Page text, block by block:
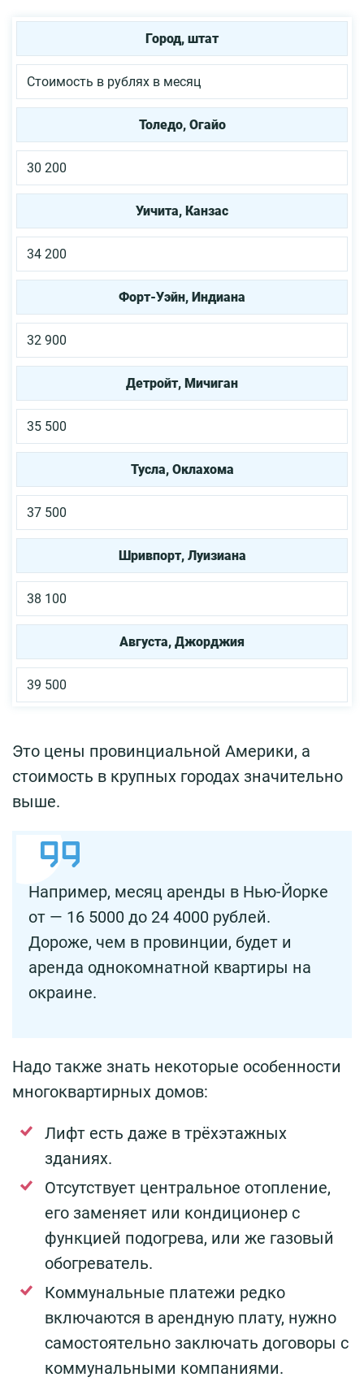
Город, штат
Стоимость в рублях в месяц
Толедо, Огайо
30 200
Уичита, Канзас
34 200
Форт-Уэйн, Индиана
32 900
Детройт, Мичиган
35 500
Тусла, Оклахома
37 500
Шривпорт, Луизиана
38 100
Августа, Джорджия
39 500
Это цены провинциальной Америки, а
стоимость в крупных городах значительно
выше.
Например, месяц аренды в Нью-Йорке
от — 16 5000 до 24 4000 рублей.
Дороже, чем в провинции, будет и
аренда однокомнатной квартиры на
окраине.
Надо также знать некоторые особенности
многоквартирных домов:
Лифт есть даже в трёхэтажных
зданиях.
Отсутствует центральное отопление,
его заменяет или кондиционер с
функцией подогрева, или же газовый
обогреватель.
Коммунальные платежи редко
включаются в арендную плату, нужно
самостоятельно заключать договоры с
коммунальными компаниями.